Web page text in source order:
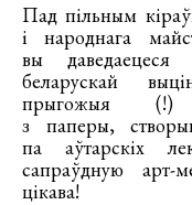
Пад пільным
і народнага
вы даведаецеся
беларускай
прыгожыя (!)
з паперы,
па аўтарскіх
сапраўдную арт-
цікава!